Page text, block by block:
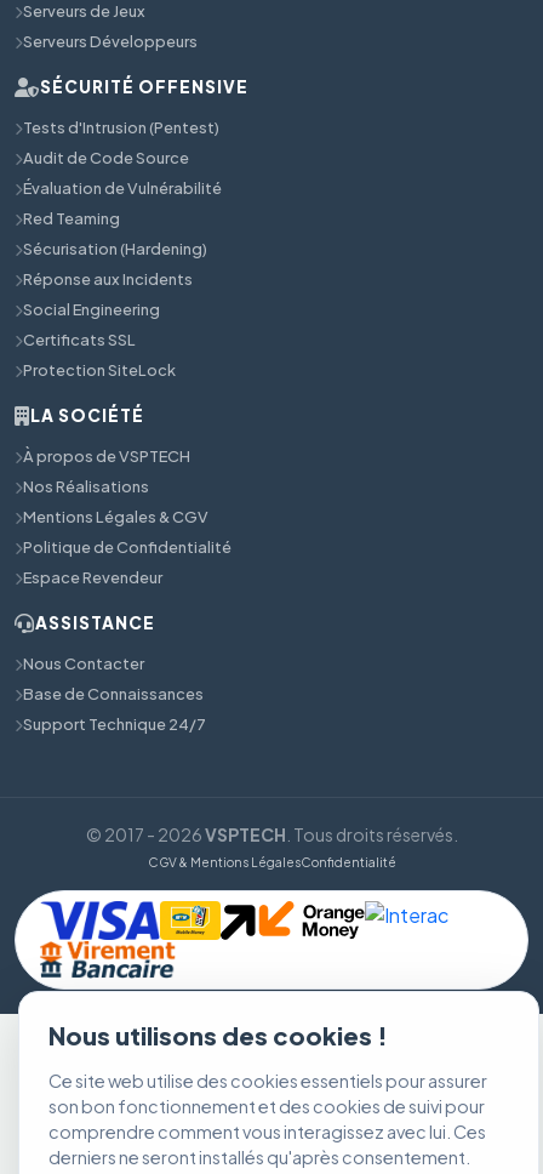
Serveurs de Jeux
Serveurs Développeurs
SÉCURITÉ OFFENSIVE
Tests d'Intrusion (Pentest)
Audit de Code Source
Évaluation de Vulnérabilité
Red Teaming
Sécurisation (Hardening)
Réponse aux Incidents
Social Engineering
Certificats SSL
Protection SiteLock
LA SOCIÉTÉ
À propos de VSPTECH
Nos Réalisations
Mentions Légales & CGV
Politique de Confidentialité
Espace Revendeur
ASSISTANCE
Nous Contacter
Base de Connaissances
Support Technique 24/7
© 2017 - 2026VSPTECH . Tous droits réservés.
CGV & Mentions LégalesConfidentialité
Nous utilisons des cookies !
Ce site web utilise des cookies essentiels pour assurer
son bon fonctionnement et des cookies de suivi pour
comprendre comment vous interagissez avec lui. Ces
derniers ne seront installés qu'après consentement.